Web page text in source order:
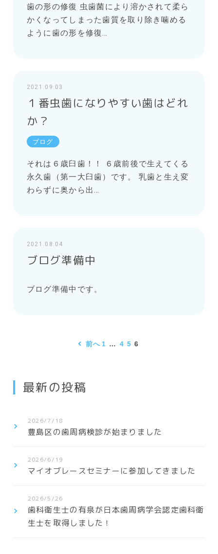
歯の形の修復 虫歯菌により溶かされて柔ら
かくなってしまった歯質を取り除き噛める
ように歯の形を修復…
2021.09.03
１番虫歯になりやすい歯はどれ
か？
ブログ
それは６歳臼歯！！ ６歳前後で生えてくる
永久歯（第一大臼歯）です。 乳歯と生え変
わらずに奥から出…
2021.08.04
ブログ準備中
ブログ準備中です。
前へ 1 … 4 5 6
最新の投稿
2026/7/18
豊島区の歯周病検診が始まりました
2026/6/19
マイオブレースセミナーに参加してきました
2026/5/26
歯科衛生士の有泉が日本歯周病学会認定歯科衛
生士を取得しました！